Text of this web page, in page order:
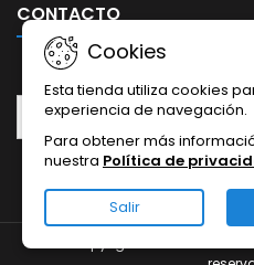
CONTACTO
Cookies
Esta tienda utiliza cookies
experiencia de navegación.
Para obtener más
nuestra Política de
Salir
Facebook
LOS PRODUCTOS SON SOLO PARA
LOS PRODUCTOS DE CBD
© Copyright 2026 Sativa